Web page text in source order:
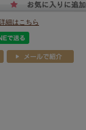
細はこちら